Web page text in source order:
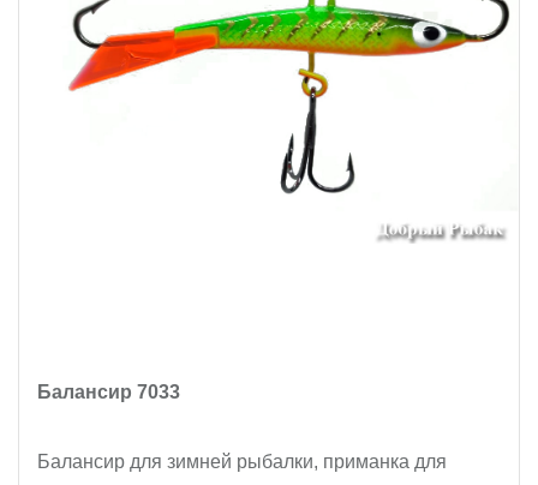
Балансир 7033
Балансир для зимней рыбалки, приманка для